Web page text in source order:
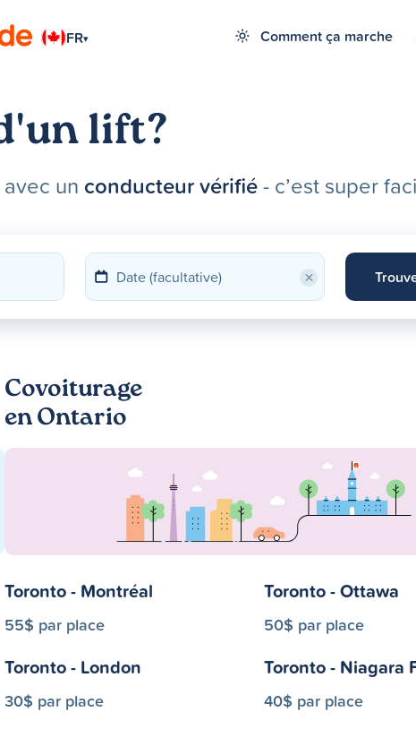
FR▾ Comment ça marche
lift?
un conducteur vérifié- c’est super
×
Covoiturage
en Ontario
Toronto - Montréal
55$ par place
Toronto - Ottawa
50$ par place
Toronto - London
30$ par place
Toronto - Niagara
40$ par place